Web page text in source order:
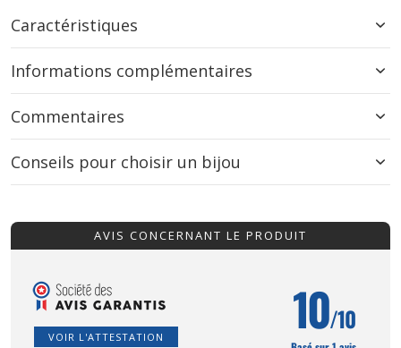
Caractéristiques
Informations complémentaires
Commentaires
Conseils pour choisir un bijou
AVIS CONCERNANT LE PRODUIT
VOIR L'ATTESTATION 10/10